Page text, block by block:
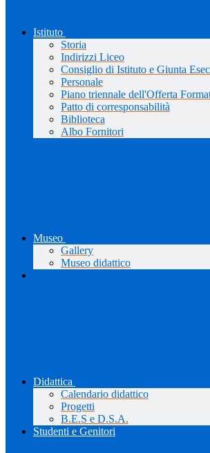
Istituto
Storia
Indirizzi Liceo
Consiglio di Istituto e Giunta
Personale
Piano triennale dell'Offerta
Patto di corresponsabilità
Biblioteca
Albo Fornitori
Museo
Gallery
Museo didattico
Didattica
Calendario didattico
Progetti
B.E.S e D.S.A.
Studenti e Genitori